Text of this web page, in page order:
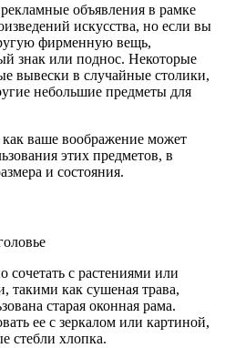
объявления в рамке
искусства, но если вы
фирменную вещь,
знак или поднос. Некоторые
вывески в случайные столики,
небольшие предметы для
ваше воображение может
этих предметов, в
и состояния.
с растениями или
такими как сушеная трава,
старая оконная рама.
ее с зеркалом или картиной,
стебли хлопка.